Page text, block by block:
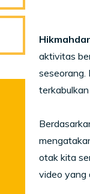
aktivitas
seseorang.
otak kita
video yang